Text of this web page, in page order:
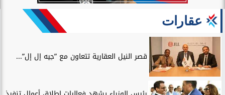
عقارات
قصر النيل العقارية تتعاون مع ”جيه إل إل”...